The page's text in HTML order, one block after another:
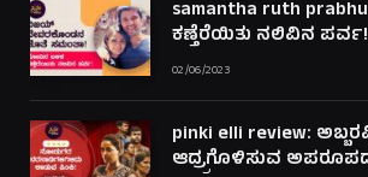
samantha ruth
ಕಣ್ತೆರೆಯಿತು ನಲಿವಿನ ಪರ್ವ!
02/06/2023
pinki elli review:
ಆದ್ರ್ರಗೊಳಿಸುವ